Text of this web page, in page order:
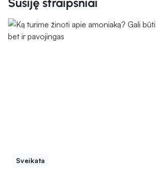
Susiję straipsniai
Sveikata